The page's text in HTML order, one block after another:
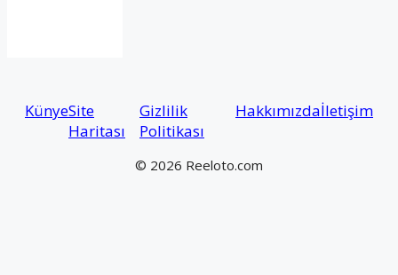
© 2026 Reeloto.com
KünyeSite
Haritası
Gizlilik
Politikası
Hakkımızdaİletişim